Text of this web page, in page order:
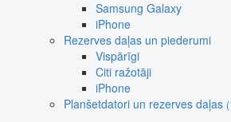
Samsung Galaxy
iPhone
Rezerves daļas un piederumi
Vispārīgi
Citi ražotāji
iPhone
Planšetdatori un rezerves daļas